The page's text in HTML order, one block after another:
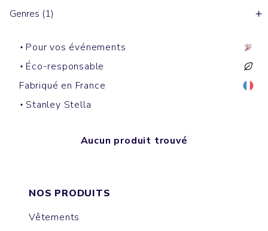
Genres (1)
Pour vos événements
Éco-responsable
Fabriqué en France
Stanley Stella
Aucun produit trouvé
NOS PRODUITS
Vêtements